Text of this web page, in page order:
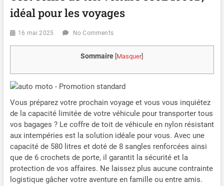
idéal pour les voyages
16 mai 2025 No Comments
Sommaire Masquer]
Vous préparez votre prochain voyage et vous vous inquiétez
de la capacité limitée de votre véhicule pour transporter tous
vos bagages ? Le coffre de toit de véhicule en nylon résistant
aux intempéries est la solution idéale pour vous. Avec une
capacité de 580 litres et doté de 8 sangles renforcées ainsi
que de 6 crochets de porte, il garantit la sécurité et la
protection de vos affaires. Ne laissez plus aucune contrainte
logistique gâcher votre aventure en famille ou entre amis.